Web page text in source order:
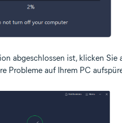
abgeschlossen ist, klicken Sie
Probleme auf Ihrem PC